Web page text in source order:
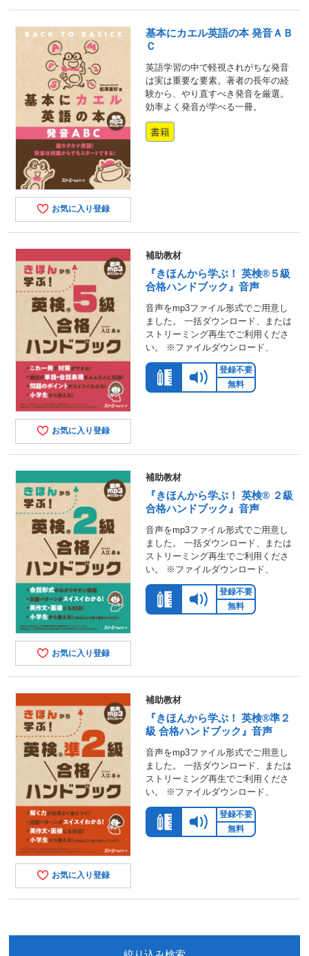
お気に入り登録
基本にカエル英語の本 発音ＡＢ
Ｃ
英語学習の中で軽視されがちな発音
は実は重要な要素。著者の長年の経
験から、やり直すべき発音を厳選。
効率よく発音が学べる一冊。
書籍
お気に入り登録
補助教材
『きほんから学ぶ！ 英検®５級
合格ハンドブック』音声
音声をmp3ファイル形式でご用意し
ました。 一括ダウンロード、または
ストリーミング再生でご利用くださ
い。 ※ファイルダウンロード、
登録不要
無料
お気に入り登録
補助教材
『きほんから学ぶ！ 英検® ２級
合格ハンドブック』音声
音声をmp3ファイル形式でご用意し
ました。 一括ダウンロード、または
ストリーミング再生でご利用くださ
い。 ※ファイルダウンロード、
登録不要
無料
お気に入り登録
補助教材
『きほんから学ぶ！ 英検®準２
級 合格ハンドブック』音声
音声をmp3ファイル形式でご用意し
ました。 一括ダウンロード、または
ストリーミング再生でご利用くださ
い。 ※ファイルダウンロード、
登録不要
無料